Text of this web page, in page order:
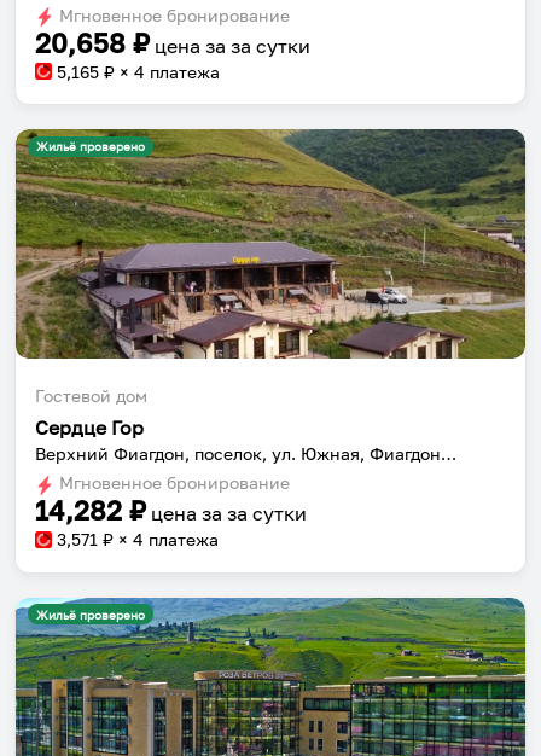
changing
dates.
changing
dates.
Мгновенное бронирование
20,658 ₽ цена за за сутки
5,165 ₽ × 4 платежа
Жильё проверено
Гостевой дом
Сердце Гор
Верхний Фиагдон, поселок, ул. Южная, Фиагдонское сельское поселение
Мгновенное бронирование
14,282 ₽ цена за за сутки
3,571 ₽ × 4 платежа
Жильё проверено